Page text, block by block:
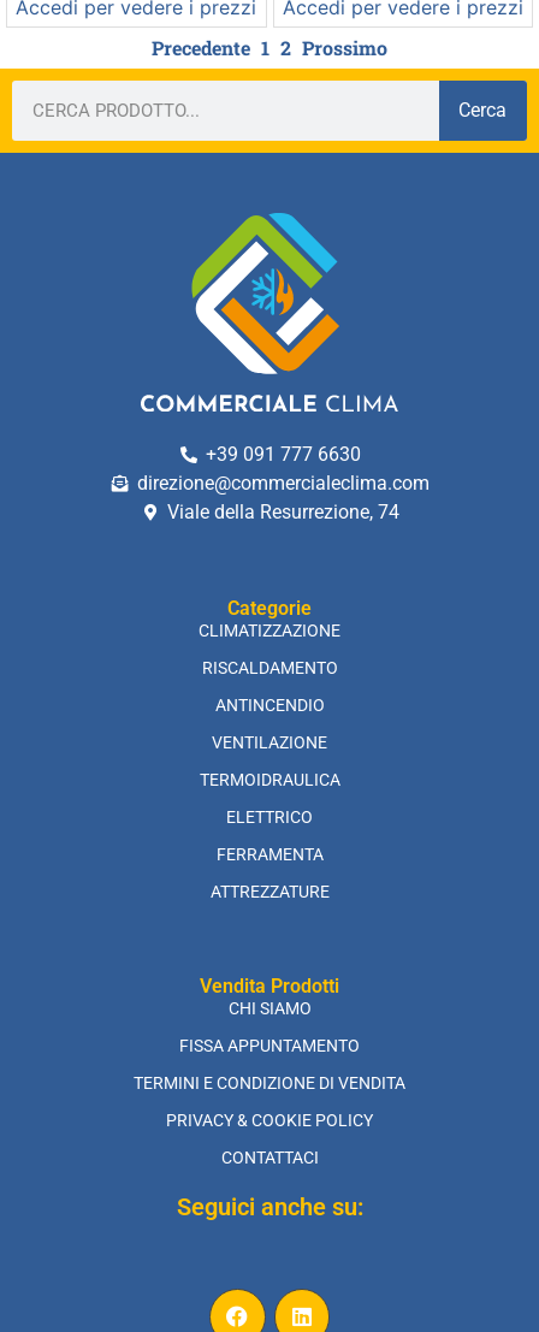
Accedi per vedere i prezzi Accedi per vedere i prezzi
Precedente 1 2 Prossimo
Cerca
+39 091 777 6630
direzione@commercialeclima.com
Viale della Resurrezione, 74
Categorie
CLIMATIZZAZIONE
RISCALDAMENTO
ANTINCENDIO
VENTILAZIONE
TERMOIDRAULICA
ELETTRICO
FERRAMENTA
ATTREZZATURE
Vendita Prodotti
CHI SIAMO
FISSA APPUNTAMENTO
TERMINI E CONDIZIONE DI VENDITA
PRIVACY & COOKIE POLICY
CONTATTACI
Seguici anche su: